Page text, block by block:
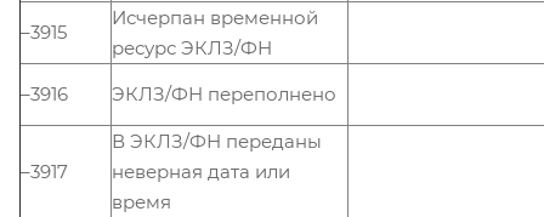
–3915
Исчерпан временной
ресурс ЭКЛЗ/ФН
–3916
ЭКЛЗ/ФН переполнено
–3917
В ЭКЛЗ/ФН переданы
неверная дата или
время